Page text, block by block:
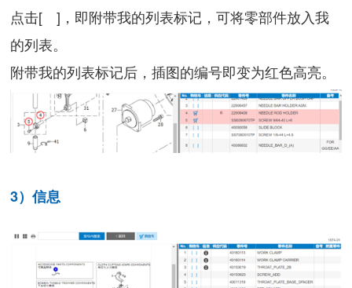
点击[ ]，即附带我的列表标记，可将零部件放入我
的列表。
附带我的列表标记后，插图的编号即变为红色高亮。
3）信息